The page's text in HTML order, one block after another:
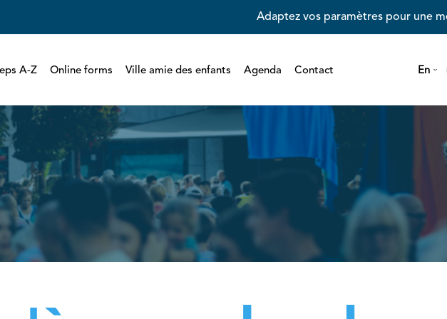
Adaptez vos paramètres pour une
A-Z Online forms Ville amie des enfants Agenda Contact En